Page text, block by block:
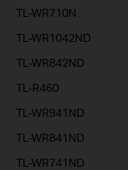
TL-WR710N
TL-WR1042ND
TL-WR842ND
TL-R460
TL-WR941ND
TL-WR841ND
TL-WR741ND